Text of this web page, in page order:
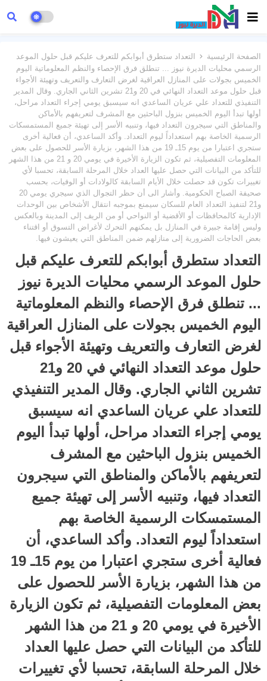
الصفحة الرئيسية
التعداد ستطرق أبوابكم للتعرف عليكم قبل حلول الموعد
الرسمي محليات الديرة نيوز ... تنطلق فرق الإحصاء والنظم المعلوماتية اليوم
الخميس بجولات على المنازل العراقية لغرض التعارف والتعريف وتهيئة الأجواء
قبل حلول موعد التعداد النهائي في 20 و21 تشرين الثاني الجاري. وقال المدير
التنفيذي للتعداد علي عريان الساعدي انه سيسبق يومي إجراء التعداد مراحل،
أولها تبدأ اليوم الخميس بنزول الباحثين مع المشرف لتعريفهم بالأماكن
والمناطق التي سيجرون التعداد فيها، وتنبيه الأسر إلى تهيئة جميع المستمسكات
الرسمية الخاصة بهم استعداداً ليوم التعداد. وأكد الساعدي، أن فعالية أخرى
ستجري اعتبارا من يوم 15ـ 19 من هذا الشهر، بزيارة الأسر للحصول على بعض
المعلومات التفصيلية، ثم تكون الزيارة الأخيرة في يومي 20 و 21 من هذا الشهر
للتأكد من البيانات التي حصل عليها العداد خلال المرحلة السابقة، تحسبا لأي
تغييرات تكون قد حصلت خلال الأيام السابقة كالولادات أو الوفيات، بحسب
صحيفة الصباح الحكومية. وأشار الى أن حظر التجوال الذي سيجري يومي 20
و21 لتنفيذ التعداد العام للسكان سيمنع بموجبه انتقال الأشخاص بين الوحدات
الإدارية كالمحافظات أو الأقضية أو النواحي أو من الريف إلى المدينة وبالعكس
وليس إقامة جبيرة في المنازل بل يمكنهم التحرك لأغراض التسوق أو اقتناء
بعض الحاجات الضرورية إلى منازلهم ضمن المناطق التي يعيشون فيها.
التعداد ستطرق أبوابكم للتعرف عليكم قبل
حلول الموعد الرسمي محليات الديرة نيوز
... تنطلق فرق الإحصاء والنظم المعلوماتية
اليوم الخميس بجولات على المنازل العراقية
لغرض التعارف والتعريف وتهيئة الأجواء قبل
حلول موعد التعداد النهائي في 20 و21
تشرين الثاني الجاري. وقال المدير التنفيذي
للتعداد علي عريان الساعدي انه سيسبق
يومي إجراء التعداد مراحل، أولها تبدأ اليوم
الخميس بنزول الباحثين مع المشرف
لتعريفهم بالأماكن والمناطق التي سيجرون
التعداد فيها، وتنبيه الأسر إلى تهيئة جميع
المستمسكات الرسمية الخاصة بهم
استعداداً ليوم التعداد. وأكد الساعدي، أن
فعالية أخرى ستجري اعتبارا من يوم 15ـ 19
من هذا الشهر، بزيارة الأسر للحصول على
بعض المعلومات التفصيلية، ثم تكون الزيارة
الأخيرة في يومي 20 و 21 من هذا الشهر
للتأكد من البيانات التي حصل عليها العداد
خلال المرحلة السابقة، تحسبا لأي تغييرات